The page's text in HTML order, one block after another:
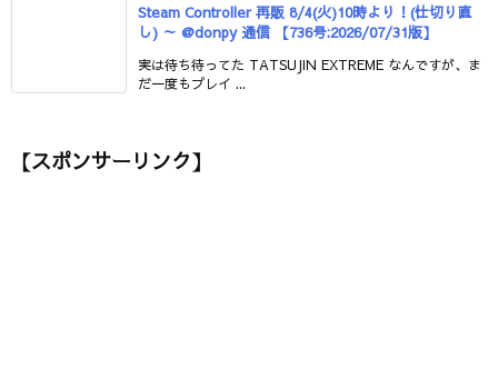
Steam Controller 再販 8/4(火)10時より！(仕切り直
し) ～ @donpy 通信 【736号:2026/07/31版】
実は待ち待ってた TATSUJIN EXTREME なんですが、ま
だ一度もプレイ ...
【スポンサーリンク】